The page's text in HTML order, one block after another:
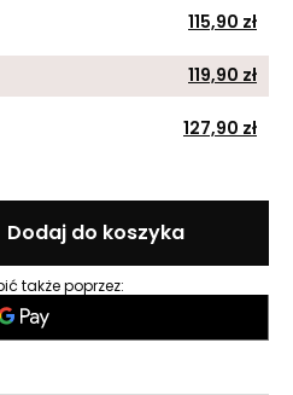
115,90 zł
119,90 zł
127,90 zł
Dodaj do koszyka
także poprzez: